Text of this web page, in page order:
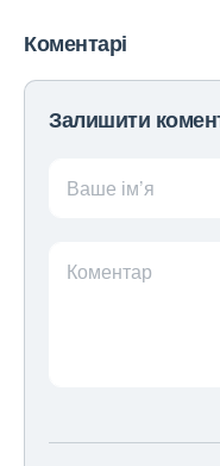
Коментарі
Залишити
Ваше ім’я
Коментар